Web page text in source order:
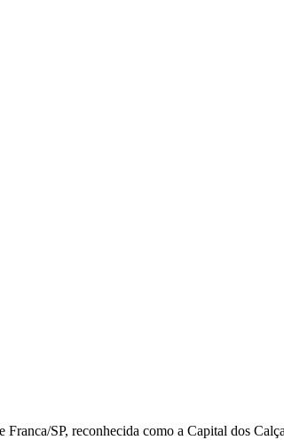
SP, reconhecida como a Capital dos